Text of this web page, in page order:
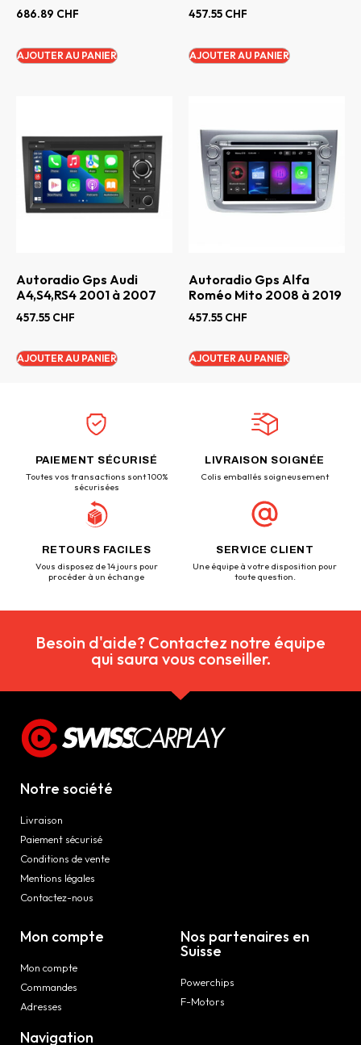
686.89 CHF
AJOUTER AU PANIER
457.55 CHF
AJOUTER AU PANIER
Autoradio Gps Audi
A4,S4,RS4 2001 à 2007
457.55 CHF
AJOUTER AU PANIER
Autoradio Gps Alfa
Roméo Mito 2008 à 2019
457.55 CHF
AJOUTER AU PANIER
PAIEMENT SÉCURISÉ
Toutes vos transactions sont 100%
sécurisées
LIVRAISON SOIGNÉE
Colis emballés soigneusement
RETOURS FACILES
Vous disposez de 14 jours pour
procéder à un échange
SERVICE CLIENT
Une équipe à votre disposition pour
toute question.
Besoin d'aide? Contactez notre équipe
qui saura vous conseiller.
Notre société
Livraison
Paiement sécurisé
Conditions de vente
Mentions légales
Contactez-nous
Mon compte
Mon compte
Commandes
Adresses
Navigation
Nos partenaires en
Suisse
Powerchips
F-Motors